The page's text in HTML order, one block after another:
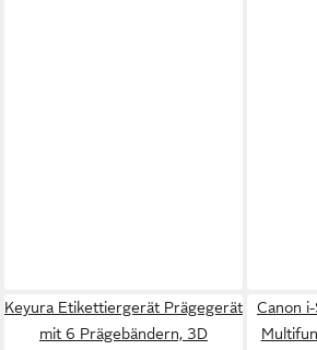
Keyura Etikettiergerät Prägegerät
mit 6 Prägebändern, 3D
Canon